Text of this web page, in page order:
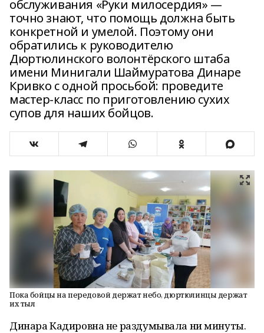
обслуживания «Руки милосердия» —
точно знают, что помощь должна быть
конкретной и умелой. Поэтому они
обратились к руководителю
Дюртюлинского волонтёрского штаба
имени Минигали Шаймуратова Динаре
Кривко с одной просьбой: проведите
мастер-класс по приготовлению сухих
супов для наших бойцов.
Пока бойцы на передовой держат небо, дюртюлинцы держат
их тыл
Динара Кадировна не раздумывала ни минуты.